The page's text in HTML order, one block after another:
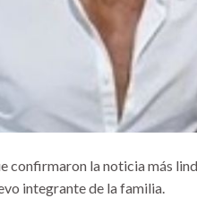
confirmaron la noticia más
integrante de la familia.